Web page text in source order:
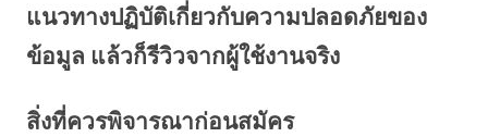
แนวทางปฏิบัติเกี่ยวกับความปลอดภัยของ
ข้อมูล แล้วก็รีวิวจากผู้ใช้งานจริง
สิ่งที่ควรพิจารณาก่อนสมัคร